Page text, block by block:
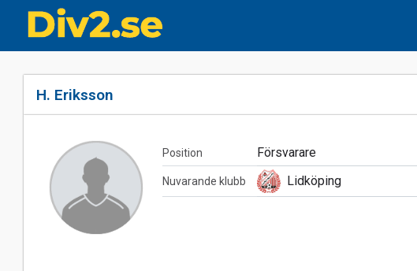
H. Eriksson
Position Försvarare
Nuvarande klubb Lidköping